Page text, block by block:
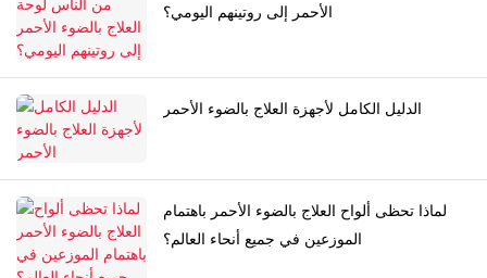
الأحمر إلى روتينهم اليومي؟
الدليل الكامل لأجهزة العلاج بالضوء الأحمر
لماذا تحظى ألواح العلاج بالضوء الأحمر باهتمام
الموزعين في جميع أنحاء العالم؟